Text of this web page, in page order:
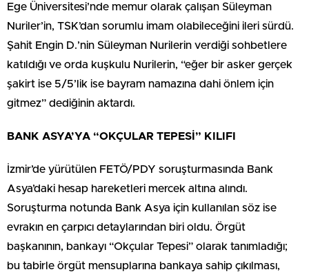
Ege Üniversitesi’nde memur olarak çalışan Süleyman
Nuriler’in, TSK’dan sorumlu imam olabileceğini ileri sürdü.
Şahit Engin D.’nin Süleyman Nurilerin verdiği sohbetlere
katıldığı ve orda kuşkulu Nurilerin, “eğer bir asker gerçek
şakirt ise 5/5’lik ise bayram namazına dahi önlem için
gitmez” dediğinin aktardı.
BANK ASYA’YA “OKÇULAR TEPESİ” KILIFI
İzmir’de yürütülen FETÖ/PDY soruşturmasında Bank
Asya’daki hesap hareketleri mercek altına alındı.
Soruşturma notunda Bank Asya için kullanılan söz ise
evrakın en çarpıcı detaylarından biri oldu. Örgüt
başkanının, bankayı “Okçular Tepesi” olarak tanımladığı;
bu tabirle örgüt mensuplarına bankaya sahip çıkılması,